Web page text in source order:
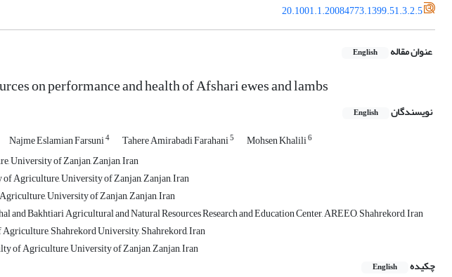
20.1001.1.20084773.1399.51.3.2.5
عنوان مقاله English
on performance and health of ‎Afshari ewes and lambs
نویسندگان English
Najme Eslamian Farsuni4 Tahere Amirabadi Farahani5 Mohsen Khalili6
University of Zanjan, Zanjan, Iran
Agriculture, ‎University of Zanjan, Zanjan, Iran
University of Zanjan, ‎Zanjan, Iran
Assistant Professor, Department of Animal Science, Chaharmahal and Bakhtiari Agricultural and Natural‏ ‏Resources Research and ‎Education Center, AREEO, Shahrekord, Iran
Shahrekord University, Shahrekord, Iran
of Agriculture, University of Zanjan, Zanjan, Iran
چکیده
English